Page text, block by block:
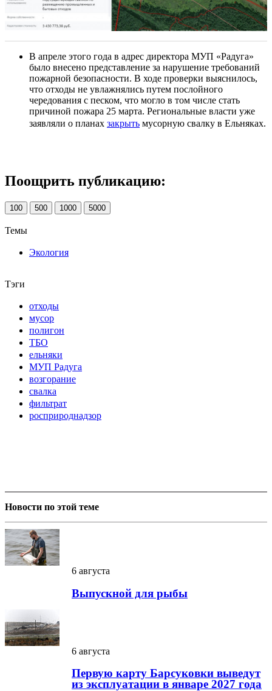
В апреле этого года в адрес директора МУП «Радуга»
было внесено представление за нарушение требований
пожарной безопасности. В ходе проверки выяснилось,
что отходы не увлажнялись путем послойного
чередования с песком, что могло в том числе стать
причиной пожара 25 марта. Региональные власти уже
заявляли о планах закрыть мусорную свалку в Ельняках.
Поощрить публикацию:
100 500 1000 5000
Темы
Экология
Тэги
отходы
мусор
полигон
ТБО
ельняки
МУП Радуга
возгорание
свалка
фильтрат
росприроднадзор
Новости по этой теме
6 августа
Выпускной для рыбы
6 августа
Первую карту Барсуковки выведут
из эксплуатации в январе 2027 года